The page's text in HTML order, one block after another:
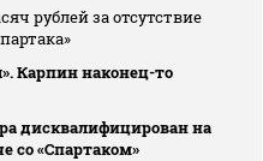
рублей за отсутствие
Карпин наконец-то
дисквалифицирован на
со «Спартаком»